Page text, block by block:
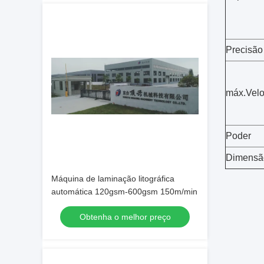
Máquina de laminação litográfica
automática 120gsm-600gsm 150m/min
Obtenha o melhor preço
Poder